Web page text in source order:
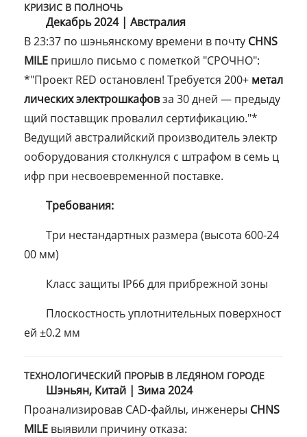
КРИЗИС В ПОЛНОЧЬ
Декабрь 2024 | Австралия
В 23:37 по шэньянскому времени в почту CHNS
MILE пришло письмо с пометкой "СРОЧНО":
*"Проект RED остановлен! Требуется 200+ метал
лических электрошкафовза 30 дней — предыду
щий поставщик провалил сертификацию."*
Ведущий австралийский производитель электр
ооборудования столкнулся с штрафом в семь ц
ифр при несвоевременной поставке.
Требования:
Три нестандартных размера (высота 600-24
00 мм)
Класс защиты IP66 для прибрежной зоны
Плоскостность уплотнительных поверхност
ей ±0.2 мм
ТЕХНОЛОГИЧЕСКИЙ ПРОРЫВ В ЛЕДЯНОМ ГОРОДЕ
Шэньян, Китай | Зима 2024
Проанализировав CAD-файлы, инженеры CHNS
MILE выявили причину отказа: